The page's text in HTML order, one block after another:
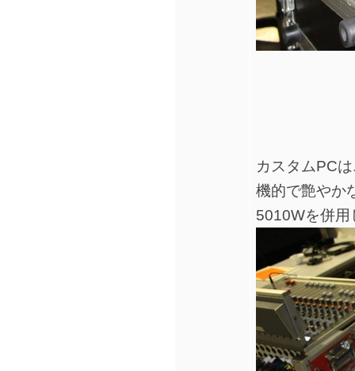
カスタムPC
機的で艶やか
5010Wを併用